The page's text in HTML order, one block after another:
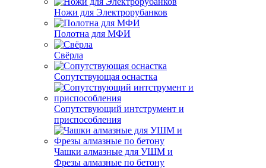
Ножи для Электрорубанков
Полотна для МФИ
Свёрла
Сопутствующая оснастка
Сопутствующий интструмент и
приспособления
Чашки алмазные для УШМ и
Фрезы алмазные по бетону